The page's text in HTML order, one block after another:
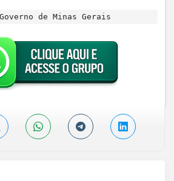
de Minas Gerais